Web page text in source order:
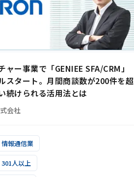
ャー事業で「GENIEE SFA/CRM」
スタート。月間商談数が200件を超
続けられる活用法とは
会社
情報通信業
301人以上